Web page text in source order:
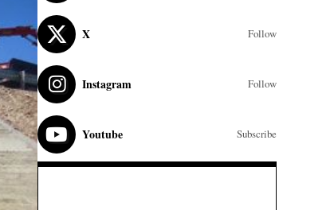
X Follow
Instagram Follow
Youtube Subscribe